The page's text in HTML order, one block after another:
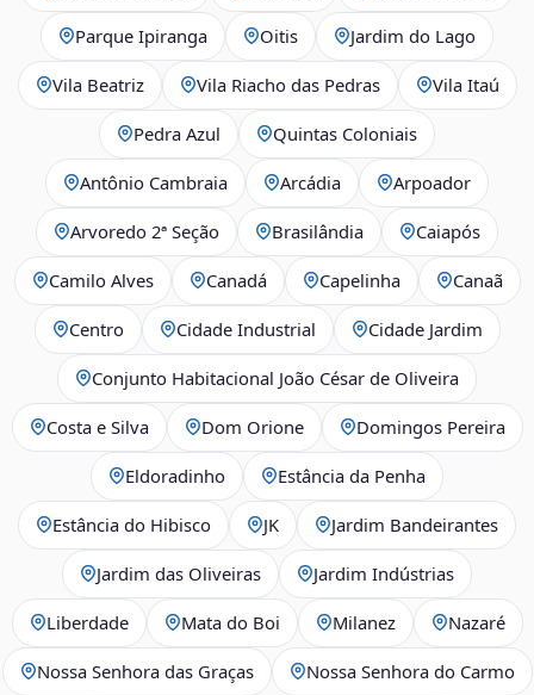
Parque Ipiranga Oitis Jardim do Lago
Vila Beatriz Vila Riacho das Pedras Vila Itaú
Pedra Azul Quintas Coloniais
Antônio Cambraia Arcádia Arpoador
Arvoredo 2ª Seção Brasilândia Caiapós
Camilo Alves Canadá Capelinha Canaã
Centro Cidade Industrial Cidade Jardim
Conjunto Habitacional João César de Oliveira
Costa e Silva Dom Orione Domingos Pereira
Eldoradinho Estância da Penha
Estância do Hibisco JK Jardim Bandeirantes
Jardim das Oliveiras Jardim Indústrias
Liberdade Mata do Boi Milanez Nazaré
Nossa Senhora das Graças Nossa Senhora do Carmo